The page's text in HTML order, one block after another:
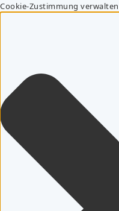
Cookie-Zustimmung verwalten